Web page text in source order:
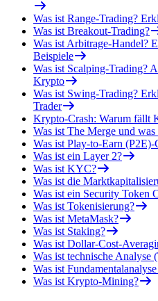
Was ist Range-Trading?
Was ist Breakout-Trading?
Was ist Arbitrage-Handel?
Beispiele
Was ist Scalping-Trading?
Krypto
Was ist Swing-Trading?
Trader
Krypto-Crash: Warum fällt
Was ist The Merge und
Was ist Play-to-Earn (P2E)-
Was ist ein Layer 2?
Was ist KYC?
Was ist die
Was ist ein Security Token
Was ist Tokenisierung?
Was ist MetaMask?
Was ist Staking?
Was ist Dollar-Cost-
Was ist technische Analyse
Was ist
Was ist Krypto-Mining?